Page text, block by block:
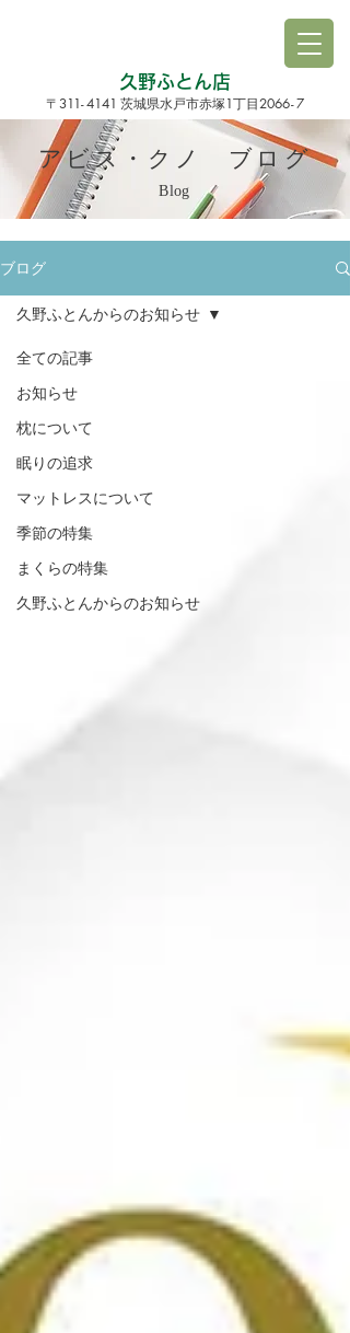
久野ふとん店
〒311-4141 茨城県水戸市赤塚1丁目2066-7
アビス・クノ ブログ
Blog
ブログ
全ての記事
お知らせ
枕について
眠りの追求
マットレスについて
季節の特集
まくらの特集
久野ふとんからのお知らせ
久野ふとんからのお知らせ